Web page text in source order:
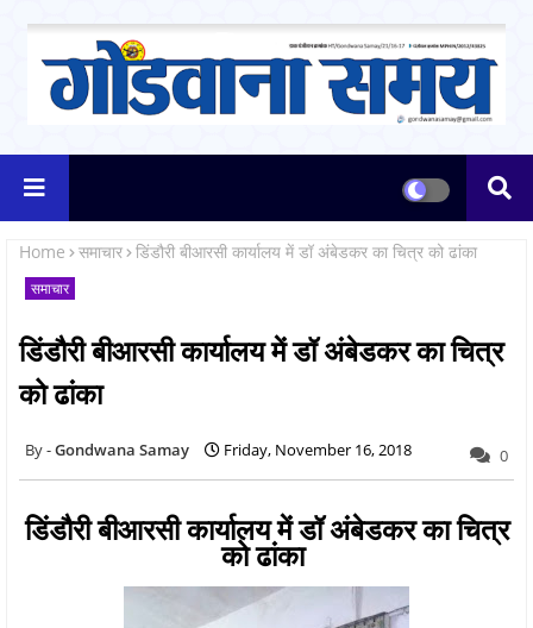
Home समाचार डिंडौरी बीआरसी कार्यालय में डॉ अंबेडकर का चित्र को ढांका
समाचार
डिंडौरी बीआरसी कार्यालय में डॉ अंबेडकर का चित्र
को ढांका
Gondwana Samay Friday, November 16, 2018 0
डिंडौरी बीआरसी कार्यालय में डॉ अंबेडकर का चित्र
को ढांका